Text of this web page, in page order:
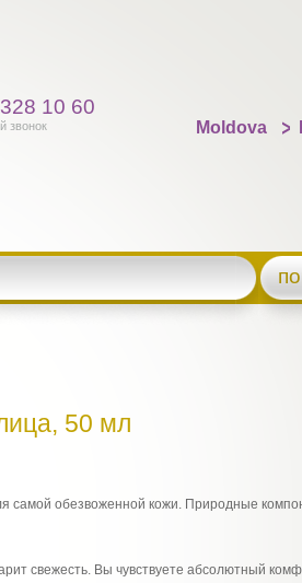
10 60
звонок Moldova
50 мл
самой обезвоженной кожи. Природные
свежесть. Вы чувствуете абсолютный